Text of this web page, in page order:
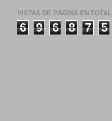
VISTAS DE PÁGINA EN TOTAL
6 9 6 8 7 5